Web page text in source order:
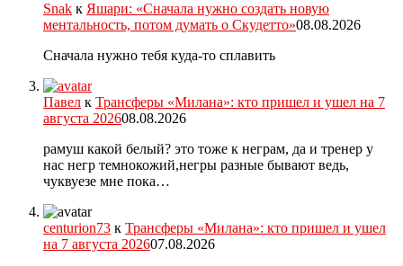
Snak к Яшари: «Сначала нужно создать новую
ментальность, потом думать о Скудетто»08.08.2026
Сначала нужно тебя куда-то сплавить
Павел к Трансферы «Милана»: кто пришел и ушел на 7
августа 202608.08.2026
рамуш какой белый? это тоже к неграм, да и тренер у
нас негр темнокожий,негры разные бывают ведь,
чуквуезе мне пока…
centurion73 к Трансферы «Милана»: кто пришел и ушел
на 7 августа 202607.08.2026